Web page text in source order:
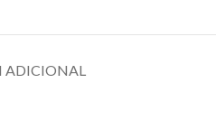
ADICIONAL